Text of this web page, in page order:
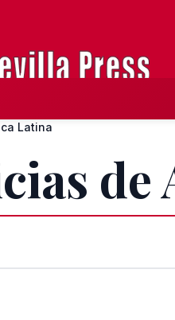
Latina
de